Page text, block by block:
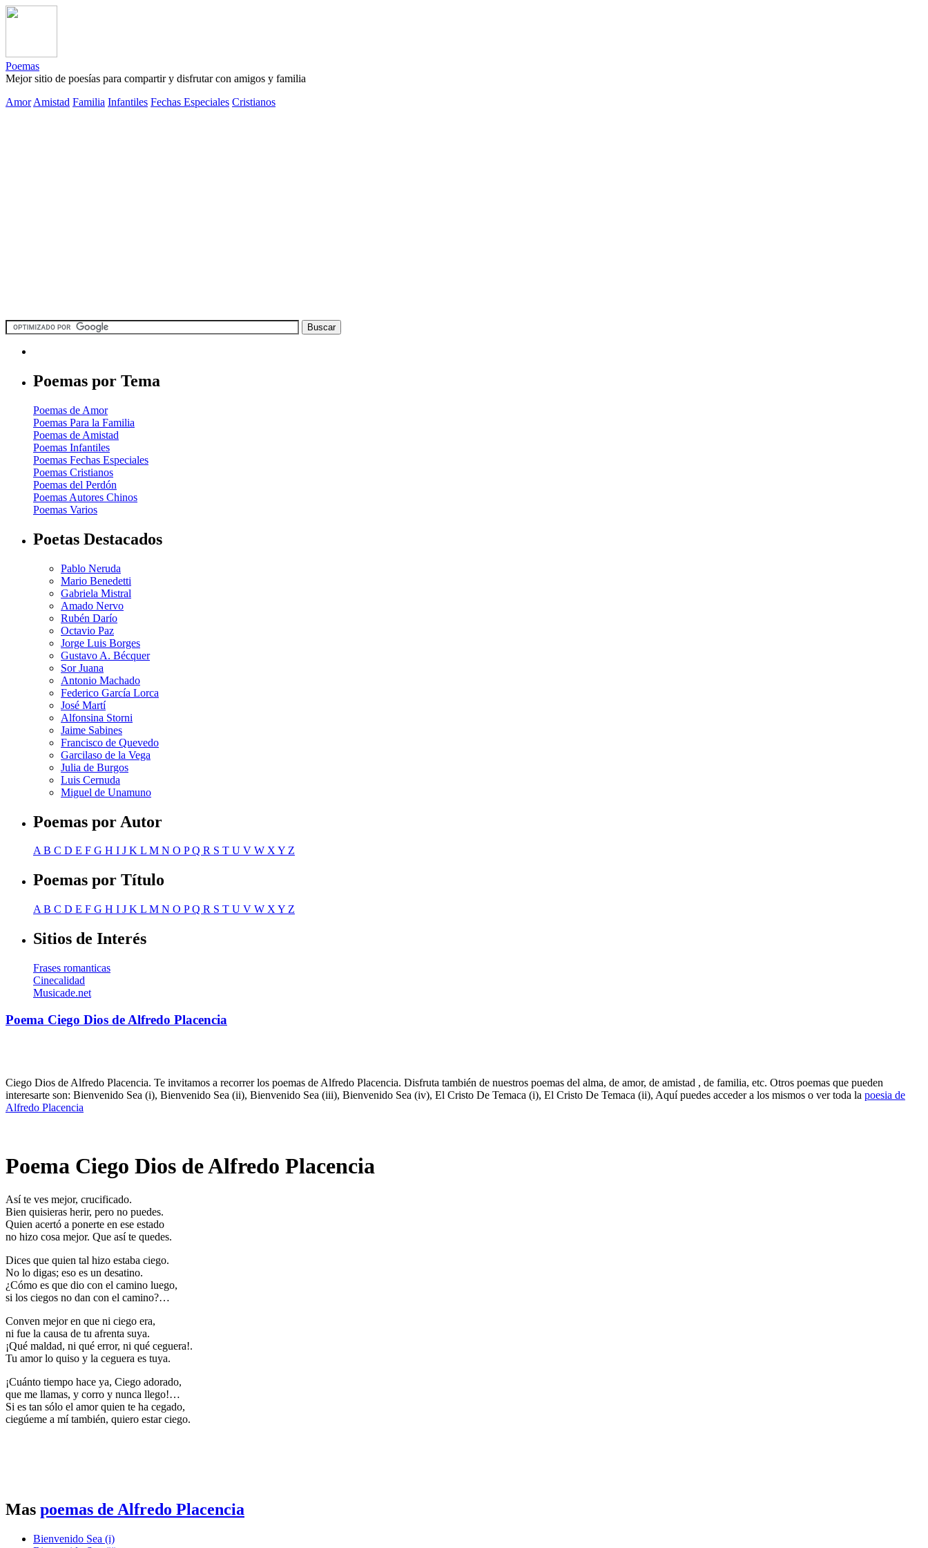
Poemas
Mejor sitio de poesías para compartir y disfrutar con amigos y familia
Amor Amistad Familia Infantiles Fechas Especiales Cristianos
Poemas por Tema
Poemas de Amor
Poemas Para la Familia
Poemas de Amistad
Poemas Infantiles
Poemas Fechas Especiales
Poemas Cristianos
Poemas del Perdón
Poemas Autores Chinos
Poemas Varios
Poetas Destacados
Pablo Neruda
Mario Benedetti
Gabriela Mistral
Amado Nervo
Rubén Darío
Octavio Paz
Jorge Luis Borges
Gustavo A. Bécquer
Sor Juana
Antonio Machado
Federico García Lorca
José Martí
Alfonsina Storni
Jaime Sabines
Francisco de Quevedo
Garcilaso de la Vega
Julia de Burgos
Luis Cernuda
Miguel de Unamuno
Poemas por Autor
AB C D E F G H I J K L M N O PQ R S T U V W XY Z
Poemas por Título
A B C D E F G H I J K L M N O PQ R S T U V W X Y Z
Sitios de Interés
Frases romanticas
Cinecalidad
Musicade.net
Poema Ciego Dios de Alfredo Placencia
Ciego Dios de Alfredo Placencia. Te invitamos a recorrer los poemas de Alfredo Placencia. Disfruta también de nuestros poemas del alma, de amor, de amistad , de familia, etc. Otros poemas que pueden
interesarte son: Bienvenido Sea (i), Bienvenido Sea (ii), Bienvenido Sea (iii), Bienvenido Sea (iv), El Cristo De Temaca (i), El Cristo De Temaca (ii), Aquí puedes acceder a los mismos o ver toda la poesia de
Alfredo Placencia
Poema Ciego Dios de Alfredo Placencia
Así te ves mejor, crucificado.
Bien quisieras herir, pero no puedes.
Quien acertó a ponerte en ese estado
no hizo cosa mejor. Que así te quedes.
Dices que quien tal hizo estaba ciego.
No lo digas; eso es un desatino.
¿Cómo es que dio con el camino luego,
si los ciegos no dan con el camino?…
Conven mejor en que ni ciego era,
ni fue la causa de tu afrenta suya.
¡Qué maldad, ni qué error, ni qué ceguera!.
Tu amor lo quiso y la ceguera es tuya.
¡Cuánto tiempo hace ya, Ciego adorado,
que me llamas, y corro y nunca llego!…
Si es tan sólo el amor quien te ha cegado,
ciegúeme a mí también, quiero estar ciego.
Mas poemas de Alfredo Placencia
Bienvenido Sea (i)